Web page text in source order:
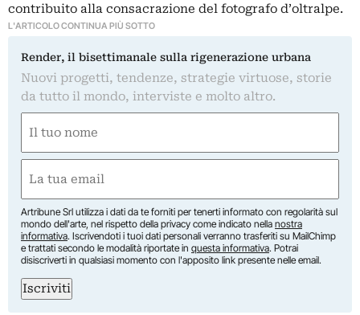
contribuito alla consacrazione del fotografo d’oltralpe.
L'ARTICOLO CONTINUA PIÙ SOTTO
Render, il bisettimanale sulla rigenerazione urbana
Nuovi progetti, tendenze, strategie virtuose, storie
da tutto il mondo, interviste e molto altro.
(Obbligatorio)
Nome
(Obbligatorio)
Artribune Srl utilizza i dati da te forniti per tenerti informato con regolarità sul
mondo dell'arte, nel rispetto della privacy come indicato nella nostra
informativa. Iscrivendoti i tuoi dati personali verranno trasferiti su MailChimp
e trattati secondo le modalità riportate in questa informativa. Potrai
disiscriverti in qualsiasi momento con l'apposito link presente nelle email.
Iscriviti